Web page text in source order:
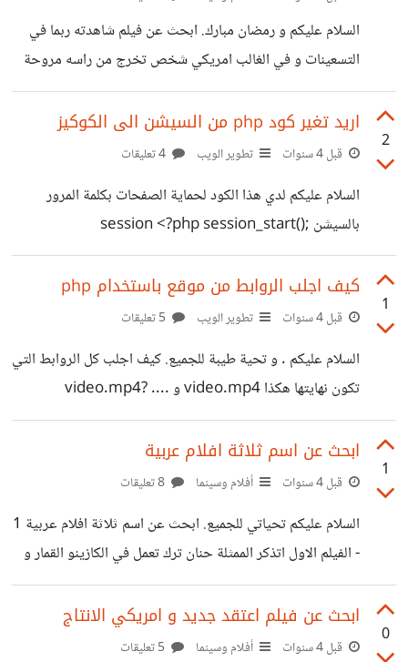
[@mattarmoutaz]
السلام عليكم و رمضان مبارك. ابحث عن فيلم شاهدته ربما في
التسعينات و في الغالب امريكي شخص تخرج من راسه مروحة
صغيرة مثل الهيلوكوبتر ويطير في الهواء.
[@mattarmoutaz]
2
اريد تغير كود php من السيشن الى الكوكيز
قبل 4 سنوات تطوير الويب
السلام عليكم لدي هذا الكود لحماية الصفحات بكلمة المرور
بالسيشن session <?php session_start();
$pass='pass'; if(!isset($_SESSION['login']))
{$_SESSION['login']=false;}
if(isset($_POST['pass'])) {
{$_SESSION['login']=true;} else {die ('Incorrect
pass');} } if(!$_SESSION['login']): ?> <center>
<h2>You need to login</h2> <form action=""
method="post"> <input type="password"
placeholder="Enter Your Password"
name="pass"/><br/> <button type="submit"
name="submit" value="submit">Login</button>
here put your code html </h1></br> <h1> test
code html </h1> وانا الان اريد تغير من السيشن الى الكوكيز
1
كيف اجلب الروابط من موقع باستخدام php
قبل 4 سنوات تطوير الويب
السلام عليكم . و تحية طيبة للجميع. كيف اجلب كل الروابط التي
تكون نهايتها هكذا video.mp4 و .... video.mp4?
token=xxxx من صفحة ويب موقع اخر باستخدام php .؟
وشكرا.
1
ابحث عن اسم ثلاثة افلام عربية
قبل 4 سنوات أفلام وسينما
السلام عليكم تحياتي للجميع. ابحث عن اسم ثلاثة افلام عربية 1
- الفيلم الاول اتذكر الممثلة حنان ترك تعمل في الكازينو القمار و
الممثل عبد الرحمان ابو زهرة يبيع الكتب و المجلات و بطل لا
اعرف اسمه مهنته كشاف النور "مراقب عداد الكهرباء للمنازل"
يلتقي مطربة الممثلة "سوسن بدر". 2- الفيلم الثاني بطولة نور
0
ابحث عن فيلم اعتقد جديد و امريكي الانتاج
قبل 4 سنوات أفلام وسينما